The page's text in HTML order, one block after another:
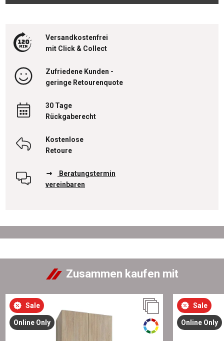
Versandkostenfrei
mit Click & Collect
Zufriedene Kunden -
geringe Retourenquote
30 Tage
Rückgaberecht
Kostenlose
Retoure
Beratungstermin
vereinbaren
Zusammen kaufen mit
Sale
Online Only
Sale
Online Only